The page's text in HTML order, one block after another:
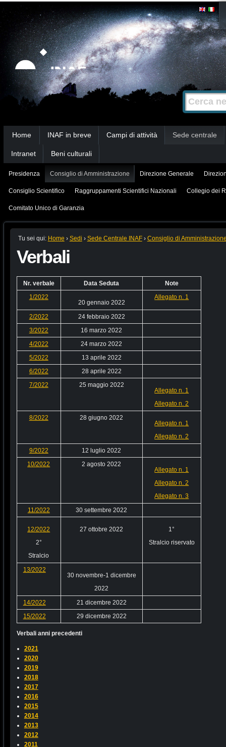
Strumenti
personali
Salta
contenuti.
|
Salta
alla
navigazione
Cerca nel
Ricerca
avanzata…
Home INAF in breve Campi di attività Sede centrale
Intranet Beni culturali
Presidenza Consiglio di Amministrazione Direzione Generale
Consiglio Scientifico Raggruppamenti Scientifici Nazionali Collegio dei
Comitato Unico di Garanzia
Tu sei qui: Home › Sedi › Sede Centrale INAF › Consiglio di
Verbali
Nr. verbale Data Seduta
Note
1/2022
20 gennaio 2022
Allegato n. 1
2/2022
24 febbraio 2022
3/2022
16 marzo 2022
4/2022
24 marzo 2022
5/2022
13 aprile 2022
6/2022
28 aprile 2022
7/2022
25 maggio 2022
Allegato n. 1
Allegato n. 2
8/2022
28 giugno 2022
Allegato n. 1
Allegato n. 2
9/2022
12 luglio 2022
10/2022
2 agosto 2022
Allegato n. 1
Allegato n. 2
Allegato n. 3
11/2022
30 settembre 2022
12/2022
2°
Stralcio
27 ottobre 2022
1°
Stralcio riservato
13/2022
30 novembre-1 dicembre
2022
14/2022
21 dicembre 2022
15/2022
29 dicembre 2022
Verbali anni precedenti
2021
2020
2019
2018
2017
2016
2015
2014
2013
2012
2011